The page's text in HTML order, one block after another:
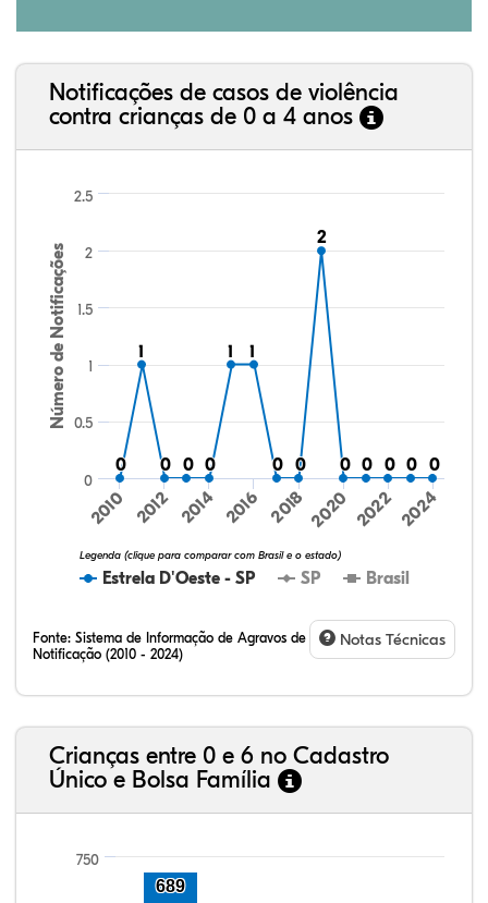
Notificações de casos de violência
contra crianças de 0 a 4 anos
Número de Notificações
0
0
11
0
0 0
0 0
0
11 11
0
0 0
0
2
2
0
0 0
0 0
0 0
0 0
0
Estrela D'Oeste - SP SP Brasil
Legenda (clique para comparar com Brasil e o estado)
2010 2012 2014 2016 2018 2020 2022 2024
0
0.5
1
1.5
2
2.5
Fonte: Sistema de Informação de Agravos de
Notificação (2010 - 2024)
Notas Técnicas
Crianças entre 0 e 6 no Cadastro
Único e Bolsa Família
750
689
49,62%
9,46%
0,56%
40,03%
0,13%
0,19%
32,57%
9,24%
0,46%
54,88%
1,27%
1,56%